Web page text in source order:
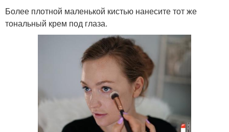
Более плотной маленькой кистью нанесите тот же
тональный крем под глаза.